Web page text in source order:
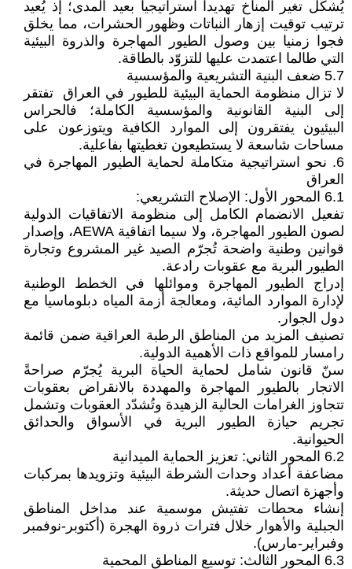
يُشكّل تغير المناخ تهديدا استراتيجيا بعيد المدى؛ إذ يُعيد
ترتيب توقيت إزهار النباتات وظهور الحشرات، مما يخلق
فجوا زمنيا بين وصول الطيور المهاجرة والذروة البيئية
التي طالما اعتمدت عليها للتزوّد بالطاقة.
5.7 ضعف البنية التشريعية والمؤسسية
لا تزال منظومة الحماية البيئية للطيور في العراق تفتقر
إلى البنية القانونية والمؤسسية الكاملة؛ فالحراس
البيئيون يفتقرون إلى الموارد الكافية ويتوزعون على
مساحات شاسعة لا يستطيعون تغطيتها بفاعلية.
6. نحو استراتيجية متكاملة لحماية الطيور المهاجرة في
العراق
6.1 المحور الأول: الإصلاح التشريعي:
تفعيل الانضمام الكامل إلى منظومة الاتفاقيات الدولية
لصون الطيور المهاجرة، ولا سيما اتفاقية AEWA، وإصدار
قوانين وطنية واضحة تُجرّم الصيد غير المشروع وتجارة
الطيور البرية مع عقوبات رادعة.
إدراج الطيور المهاجرة وموائلها في الخطط الوطنية
لإدارة الموارد المائية، ومعالجة أزمة المياه دبلوماسيا مع
دول الجوار.
تصنيف المزيد من المناطق الرطبة العراقية ضمن قائمة
رامسار للمواقع ذات الأهمية الدولية.
سنّ قانون شامل لحماية الحياة البرية يُجرّم صراحةً
الاتجار بالطيور المهاجرة والمهددة بالانقراض بعقوبات
تتجاوز الغرامات الحالية الزهيدة وتُشدّد العقوبات وتشمل
تجريم حيازة الطيور البرية في الأسواق والحدائق
الحيوانية.
6.2 المحور الثاني: تعزيز الحماية الميدانية
مضاعفة أعداد وحدات الشرطة البيئية وتزويدها بمركبات
وأجهزة اتصال حديثة.
إنشاء محطات تفتيش موسمية عند مداخل المناطق
الجبلية والأهوار خلال فترات ذروة الهجرة (أكتوبر-نوفمبر
وفبراير-مارس).
6.3 المحور الثالث: توسيع المناطق المحمية